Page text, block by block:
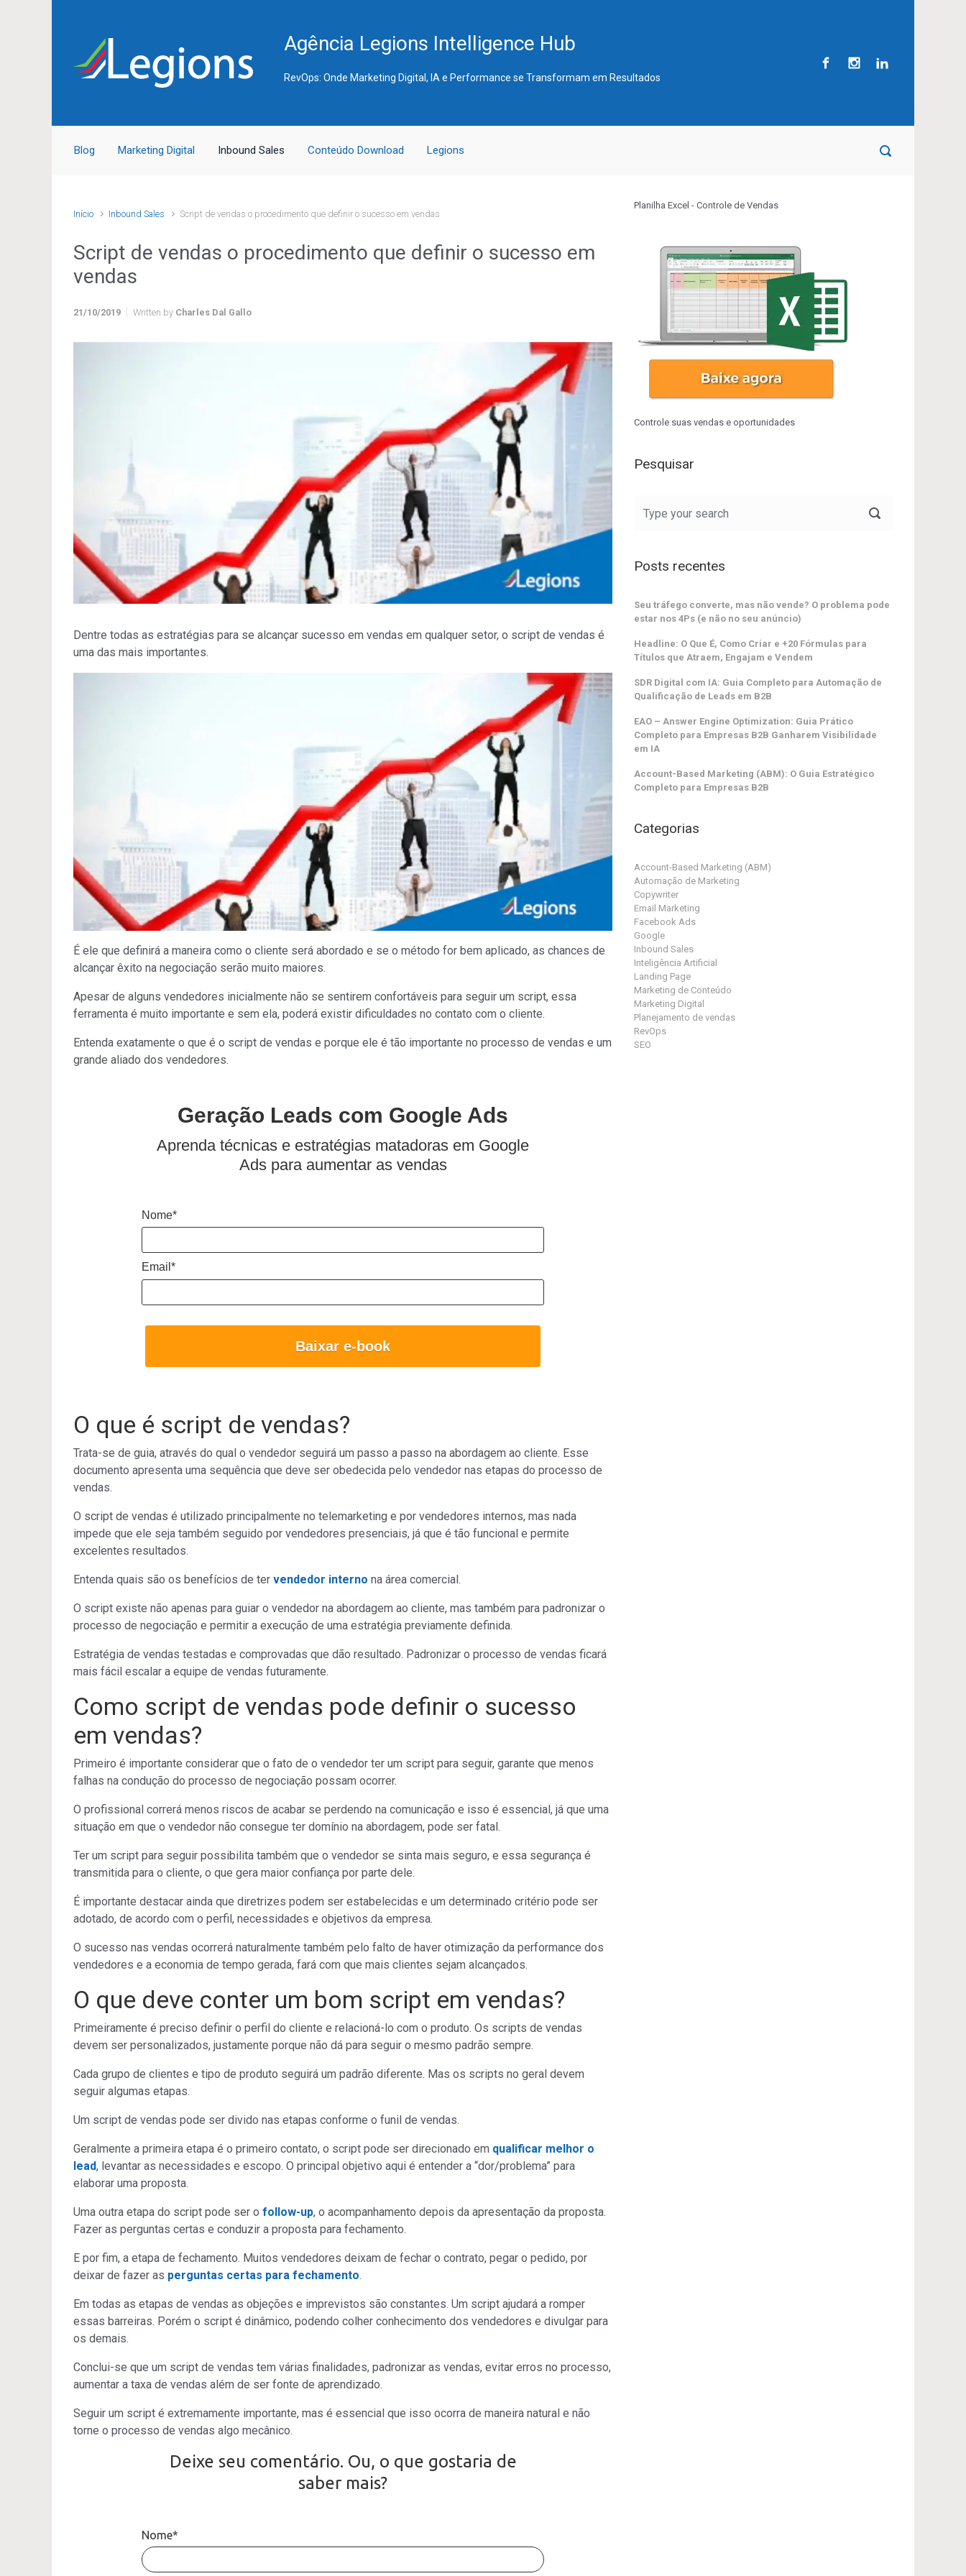
Agência Legions Intelligence Hub
RevOps: Onde Marketing Digital, IA e Performance se Transformam em Resultados
Blog Marketing Digital Inbound Sales Conteúdo Download Legions
Início Inbound Sales Script de vendas o procedimento que definir o sucesso em vendas
Script de vendas o procedimento que definir o sucesso em
vendas
21/10/2019 Written by Charles Dal Gallo
Dentre todas as estratégias para se alcançar sucesso em vendas em qualquer setor, o script de vendas é
uma das mais importantes.
É ele que definirá a maneira como o cliente será abordado e se o método for bem aplicado, as chances de
alcançar êxito na negociação serão muito maiores.
Apesar de alguns vendedores inicialmente não se sentirem confortáveis para seguir um script, essa
ferramenta é muito importante e sem ela, poderá existir dificuldades no contato com o cliente.
Entenda exatamente o que é o script de vendas e porque ele é tão importante no processo de vendas e um
grande aliado dos vendedores.
Geração Leads com Google Ads
Aprenda técnicas e estratégias matadoras em Google
Ads para aumentar as vendas
Nome*
Email*
Baixar e-book
O que é script de vendas?
Trata-se de guia, através do qual o vendedor seguirá um passo a passo na abordagem ao cliente. Esse
documento apresenta uma sequência que deve ser obedecida pelo vendedor nas etapas do processo de
vendas.
O script de vendas é utilizado principalmente no telemarketing e por vendedores internos, mas nada
impede que ele seja também seguido por vendedores presenciais, já que é tão funcional e permite
excelentes resultados.
Entenda quais são os benefícios de ter vendedor interno na área comercial.
O script existe não apenas para guiar o vendedor na abordagem ao cliente, mas também para padronizar o
processo de negociação e permitir a execução de uma estratégia previamente definida.
Estratégia de vendas testadas e comprovadas que dão resultado. Padronizar o processo de vendas ficará
mais fácil escalar a equipe de vendas futuramente.
Como script de vendas pode definir o sucesso
em vendas?
Primeiro é importante considerar que o fato de o vendedor ter um script para seguir, garante que menos
falhas na condução do processo de negociação possam ocorrer.
O profissional correrá menos riscos de acabar se perdendo na comunicação e isso é essencial, já que uma
situação em que o vendedor não consegue ter domínio na abordagem, pode ser fatal.
Ter um script para seguir possibilita também que o vendedor se sinta mais seguro, e essa segurança é
transmitida para o cliente, o que gera maior confiança por parte dele.
É importante destacar ainda que diretrizes podem ser estabelecidas e um determinado critério pode ser
adotado, de acordo com o perfil, necessidades e objetivos da empresa.
O sucesso nas vendas ocorrerá naturalmente também pelo falto de haver otimização da performance dos
vendedores e a economia de tempo gerada, fará com que mais clientes sejam alcançados.
O que deve conter um bom script em vendas?
Primeiramente é preciso definir o perfil do cliente e relacioná-lo com o produto. Os scripts de vendas
devem ser personalizados, justamente porque não dá para seguir o mesmo padrão sempre.
Cada grupo de clientes e tipo de produto seguirá um padrão diferente. Mas os scripts no geral devem
seguir algumas etapas.
Um script de vendas pode ser divido nas etapas conforme o funil de vendas.
Geralmente a primeira etapa é o primeiro contato, o script pode ser direcionado em qualificar melhor o
lead, levantar as necessidades e escopo. O principal objetivo aqui é entender a “dor/problema” para
elaborar uma proposta.
Uma outra etapa do script pode ser o follow-up, o acompanhamento depois da apresentação da proposta.
Fazer as perguntas certas e conduzir a proposta para fechamento.
E por fim, a etapa de fechamento. Muitos vendedores deixam de fechar o contrato, pegar o pedido, por
deixar de fazer as perguntas certas para fechamento.
Em todas as etapas de vendas as objeções e imprevistos são constantes. Um script ajudará a romper
essas barreiras. Porém o script é dinâmico, podendo colher conhecimento dos vendedores e divulgar para
os demais.
Conclui-se que um script de vendas tem várias finalidades, padronizar as vendas, evitar erros no processo,
aumentar a taxa de vendas além de ser fonte de aprendizado.
Seguir um script é extremamente importante, mas é essencial que isso ocorra de maneira natural e não
torne o processo de vendas algo mecânico.
Deixe seu comentário. Ou, o que gostaria de
saber mais?
Nome*
Planilha Excel - Controle de Vendas
Controle suas vendas e oportunidades
Pesquisar
Posts recentes
Seu tráfego converte, mas não vende? O problema pode
estar nos 4Ps (e não no seu anúncio)
Headline: O Que É, Como Criar e +20 Fórmulas para
Títulos que Atraem, Engajam e Vendem
SDR Digital com IA: Guia Completo para Automação de
Qualificação de Leads em B2B
EAO – Answer Engine Optimization: Guia Prático
Completo para Empresas B2B Ganharem Visibilidade
em IA
Account-Based Marketing (ABM): O Guia Estratégico
Completo para Empresas B2B
Categorias
Account-Based Marketing (ABM)
Automação de Marketing
Copywriter
Email Marketing
Facebook Ads
Google
Inbound Sales
Inteligência Artificial
Landing Page
Marketing de Conteúdo
Marketing Digital
Planejamento de vendas
RevOps
SEO